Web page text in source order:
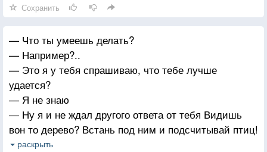
Сохранить
— Что ты умеешь делать?
— Например?..
— Это я у тебя спрашиваю, что тебе лучше
удается?
— Я не знаю
— Ну я и не ждал другого ответа от тебя Видишь
вон то дерево? Встань под ним и подсчитывай птиц!
— Я должен считать птиц?..
раскрыть